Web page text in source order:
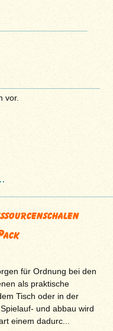
vor.
für Ordnung bei den
als praktische
Tisch oder in der
und abbau wird
einem dadurc...